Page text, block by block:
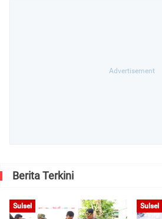
Berita Terkini
Sulsel Sulsel